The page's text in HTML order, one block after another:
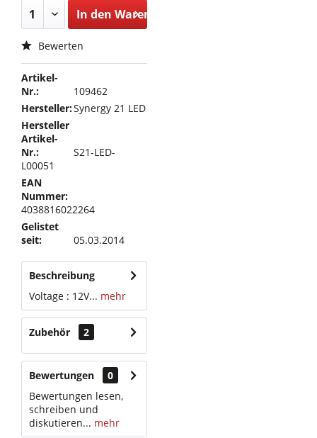
In den Warenkorb
Bewerten
Artikel-
Nr.:
109462
Hersteller:Synergy 21 LED
Hersteller
Artikel-
Nr.:
S21-LED-
L00051
EAN
Nummer:
4038816022264
Gelistet
seit:
05.03.2014
Beschreibung
Voltage : 12V... mehr
Zubehör 2
Bewertungen
0
Bewertungen lesen,
schreiben und
diskutieren... mehr